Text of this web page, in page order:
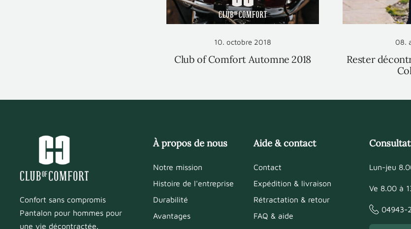
10. octobre 2018
Club of Comfort Automne 2018
08.
Rester
Confort sans compromis
Pantalon pour hommes pour
une vie décontractée.
À propos de nous
Notre mission
Histoire de l'entreprise
Durabilité
Avantages
Aide & contact
Contact
Expédition & livraison
Rétractation & retour
FAQ & aide
Lun-jeu
Ve 8.00 à
04943-